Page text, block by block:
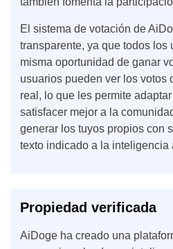
El sistema de votación de
transparente, ya que todos los
misma oportunidad de ganar
usuarios pueden ver los votos
real, lo que les permite
satisfacer mejor a la
generar los tuyos propios con
texto indicado a la inteligencia
Propiedad verificada
AiDoge ha creado una